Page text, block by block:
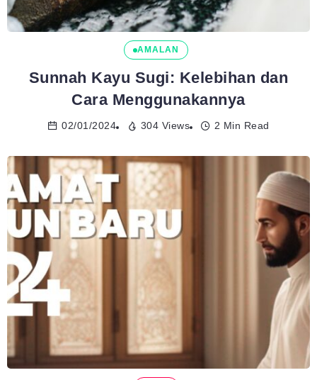
AMALAN
Sunnah Kayu Sugi: Kelebihan dan
Cara Menggunakannya
02/01/2024 304 Views 2 Min Read